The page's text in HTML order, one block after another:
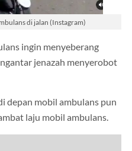
di jalan (Instagram)
ingin menyeberang
jenazah menyerobot
depan mobil ambulans pun
laju mobil ambulans.